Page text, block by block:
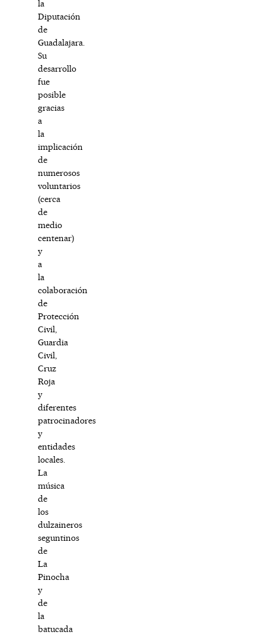
la
Diputación
de
Guadalajara.
Su
desarrollo
fue
posible
gracias
a
la
implicación
de
numerosos
voluntarios
(cerca
de
medio
centenar)
y
a
la
colaboración
de
Protección
Civil,
Guardia
Civil,
Cruz
Roja
y
diferentes
patrocinadores
y
entidades
locales.
La
música
de
los
dulzaineros
seguntinos
de
La
Pinocha
y
de
la
batucada